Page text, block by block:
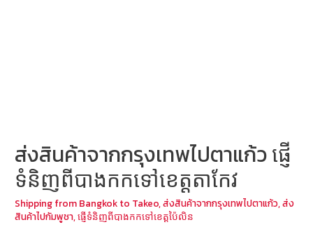
ส่งสินค้าจากกรุงเทพไปตาแก้ว ផ្ញើ
ទំនិញពីបាងកកទៅខេត្តតាកែវ
Shipping from Bangkok to Takeo,ส่งสินค้าจากกรุงเทพไปตาแก้ว,ส่ง
สินค้าไปกัมพูชา,ផ្ញើទំនិញពីបាងកកទៅខេត្តប៉ៃលិន